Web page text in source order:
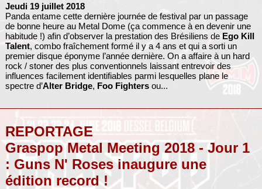
Jeudi 19 juillet 2018
Panda entame cette dernière journée de festival par un passage
de bonne heure au Metal Dome (ça commence à en devenir une
habitude !) afin d’observer la prestation des Brésiliens de Ego Kill
Talent, combo fraîchement formé il y a 4 ans et qui a sorti un
premier disque éponyme l’année dernière. On a affaire à un hard
rock / stoner des plus conventionnels laissant entrevoir des
influences facilement identifiables parmi lesquelles plane le
spectre d’Alter Bridge, Foo Fightersou...
REPORTAGE
Graspop Metal Meeting 2018 - Jour 1
: Guns N' Roses inaugure une
édition record !